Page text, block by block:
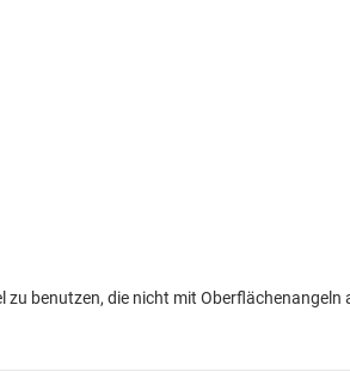
zu benutzen, die nicht mit